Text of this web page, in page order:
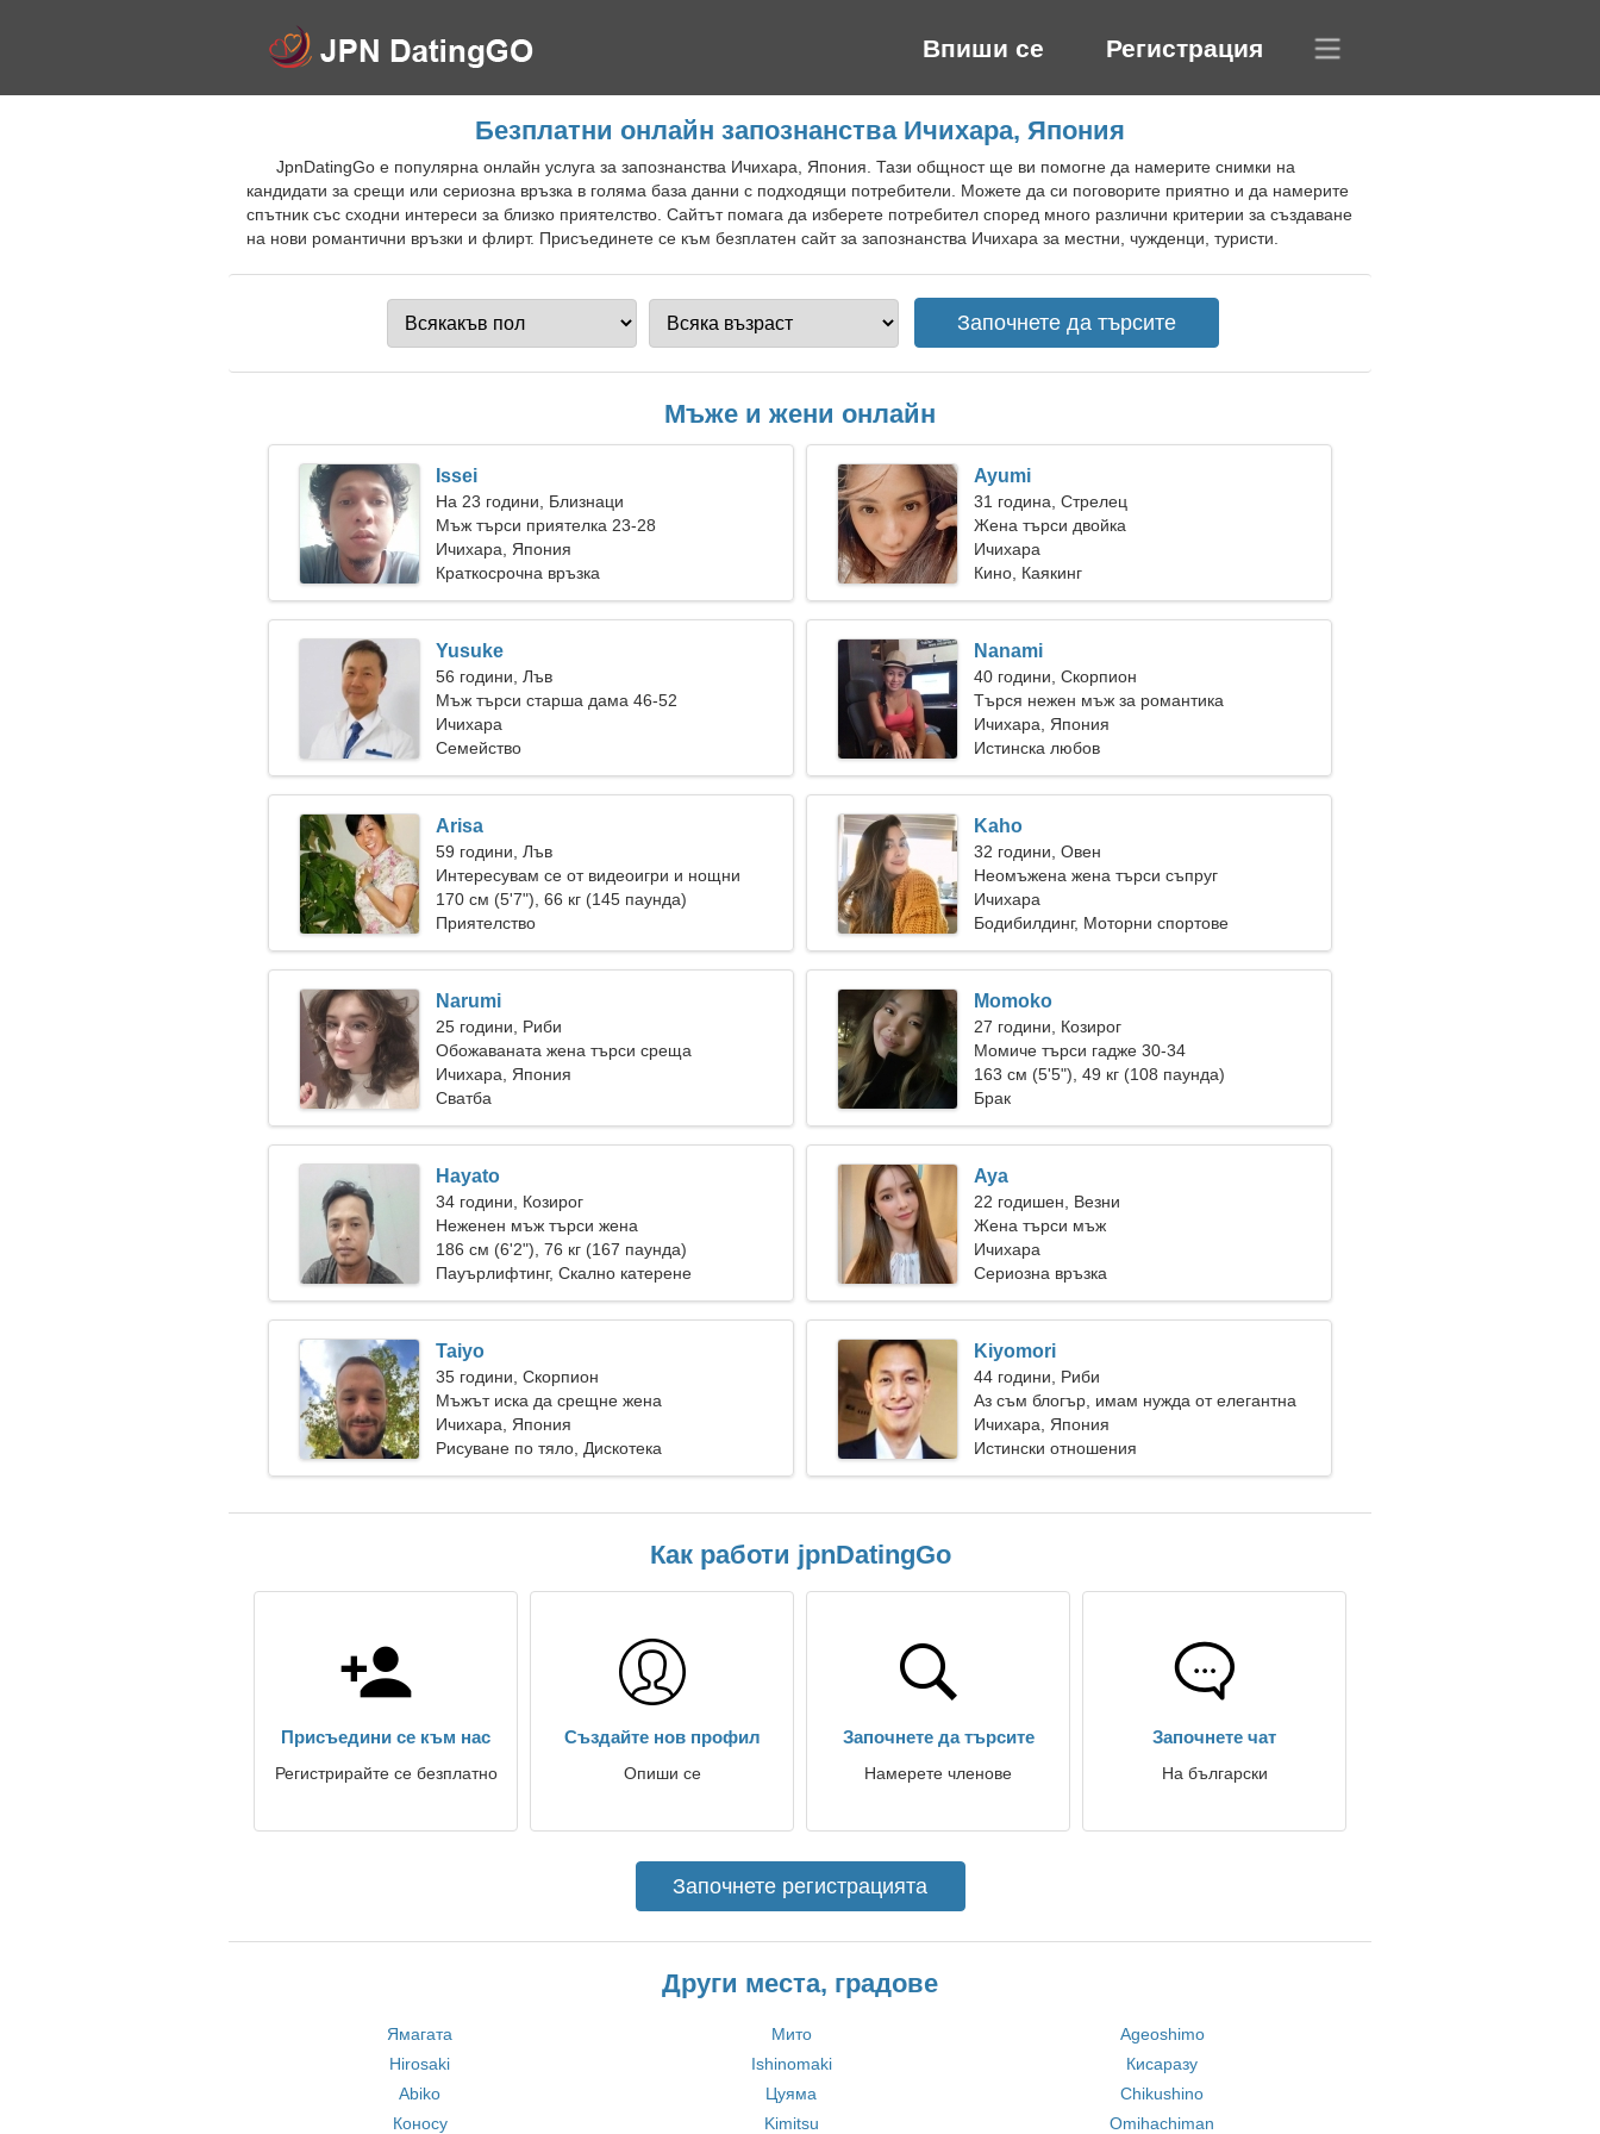
Впиши се Регистрация
Безплатни онлайн запознанства Ичихара, Япония
JpnDatingGo е популярна онлайн услуга за запознанства Ичихара, Япония. Тази общност ще ви помогне да намерите снимки на
кандидати за срещи или сериозна връзка в голяма база данни с подходящи потребители. Можете да си поговорите приятно и да намерите
спътник със сходни интереси за близко приятелство. Сайтът помага да изберете потребител според много различни критерии за създаване
на нови романтични връзки и флирт. Присъединете се към безплатен сайт за запознанства Ичихара за местни, чужденци, туристи.
Мъже и жени онлайн
Issei
На 23 години, Близнаци
Мъж търси приятелка 23-28
Ичихара, Япония
Краткосрочна връзка
Ayumi
31 година, Стрелец
Жена търси двойка
Ичихара
Кино, Каякинг
Yusuke
56 години, Лъв
Мъж търси старша дама 46-52
Ичихара
Семейство
Nanami
40 години, Скорпион
Търся нежен мъж за романтика
Ичихара, Япония
Истинска любов
Arisa
59 години, Лъв
Интересувам се от видеоигри и нощни
клубове
170 см (5'7"), 66 кг (145 паунда)
Приятелство
Kaho
32 години, Овен
Неомъжена жена търси съпруг
Ичихара
Бодибилдинг, Моторни спортове
Narumi
25 години, Риби
Обожаваната жена търси среща
Ичихара, Япония
Сватба
Momoko
27 години, Козирог
Момиче търси гадже 30-34
163 см (5'5"), 49 кг (108 паунда)
Брак
Hayato
34 години, Козирог
Неженен мъж търси жена
186 см (6'2"), 76 кг (167 паунда)
Пауърлифтинг, Скално катерене
Aya
22 годишен, Везни
Жена търси мъж
Ичихара
Сериозна връзка
Taiyo
35 години, Скорпион
Мъжът иска да срещне жена
Ичихара, Япония
Рисуване по тяло, Дискотека
Kiyomori
44 години, Риби
Аз съм блогър, имам нужда от елегантна
жена
Ичихара, Япония
Истински отношения
Как работи jpnDatingGo
Присъедини се към нас
Регистрирайте се безплатно
Създайте нов профил
Опиши се
Започнете да търсите
Намерете членове
Започнете чат
На български
Започнете регистрацията
Други места, градове
Ямагата Мито
Ageoshimo
Hirosaki
Ishinomaki
Кисаразу
Abiko
Цуяма
Chikushino
Коносу
Kimitsu Omihachiman